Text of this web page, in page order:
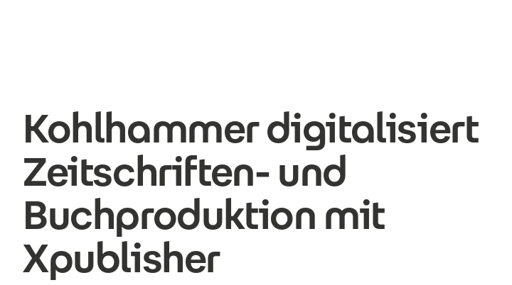
Kohlhammer digitalisiert
Zeitschriften- und
Buchproduktion mit
Xpublisher